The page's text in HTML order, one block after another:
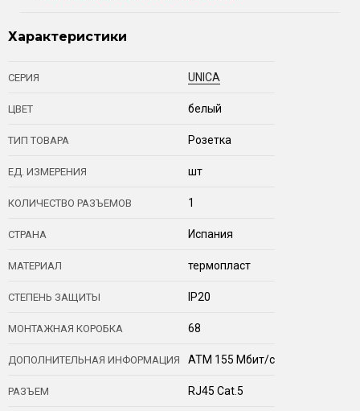
Характеристики
СЕРИЯ UNICA
ЦВЕТ белый
ТИП ТОВАРА Розетка
ЕД. ИЗМЕРЕНИЯ шт
КОЛИЧЕСТВО РАЗЪЕМОВ 1
СТРАНА Испания
МАТЕРИАЛ термопласт
СТЕПЕНЬ ЗАЩИТЫ IP20
МОНТАЖНАЯ КОРОБКА 68
ДОПОЛНИТЕЛЬНАЯ ИНФОРМАЦИЯ ATM 155 Мбит/с
РАЗЪЕМ RJ45 Cat.5